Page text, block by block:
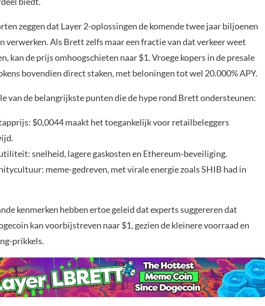
zeggen dat Layer 2-oplossingen de komende twee jaar biljoenen
verwerken. Als Brett zelfs maar een fractie van dat verkeer weet
kan de prijs omhoogschieten naar $1. Vroege kopers in de presale
bovendien direct staken, met beloningen tot wel 20.000% APY.
van de belangrijkste punten die de hype rond Brett ondersteunen:
$0,0044 maakt het toegankelijk voor retailbeleggers
snelheid, lagere gaskosten en Ethereum-beveiliging.
meme-gedreven, met virale energie zoals SHIB had in
kenmerken hebben ertoe geleid dat experts suggereren dat
kan voorbijstreven naar $1, gezien de kleinere voorraad en
prikkels.